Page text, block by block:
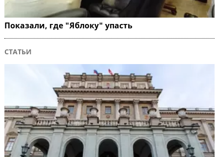
Показали, где "Яблоку" упасть
СТАТЬИ